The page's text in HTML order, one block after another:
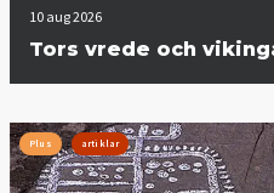
10 aug 2026
Tors vrede och
Plus artiklar